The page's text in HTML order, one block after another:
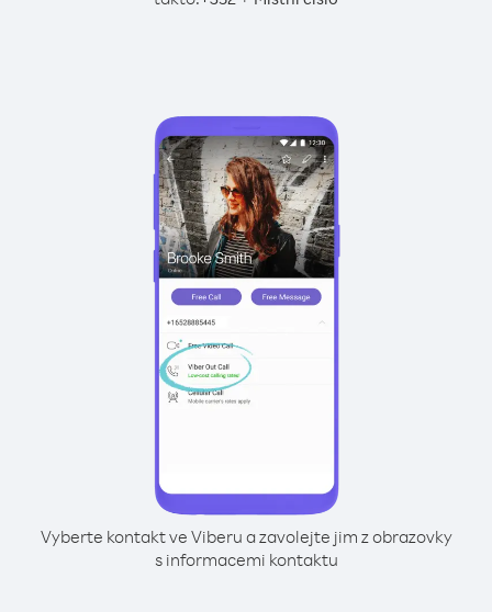
Vyberte kontakt ve Viberu a zavolejte jim z obrazovky
s informacemi kontaktu